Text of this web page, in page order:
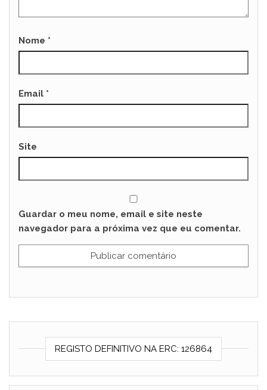
Nome *
Email *
Site
Guardar o meu nome, email e site neste
navegador para a próxima vez que eu comentar.
REGISTO DEFINITIVO NA ERC: 126864